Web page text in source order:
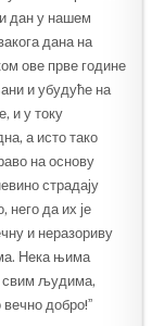
дан у нашем
дана на
ове прве године
и убудуће на
и у току
а исто тако
на основу
страдају
него да их је
и неразориву
Нека њима
свим људима,
добро!ˮ